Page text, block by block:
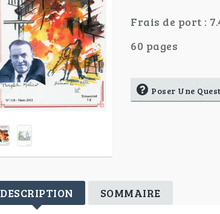
Frais de port :
60 pages
Poser Une
DESCRIPTION SOMMAIRE